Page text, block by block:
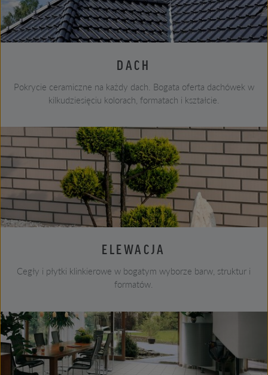
DACH
Pokrycie ceramiczne na każdy dach. Bogata oferta dachówek w
kilkudziesięciu kolorach, formatach i kształcie.
ELEWACJA
Cegły i płytki klinkierowe w bogatym wyborze barw, struktur i
formatów.